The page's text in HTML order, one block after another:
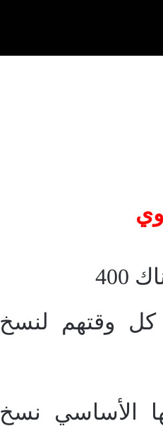
كل وقتهم لنسخ
الأساسي نسخ